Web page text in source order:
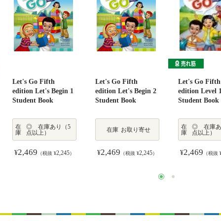
Let's Go Fifth
edition Let's Begin 1
Student Book
在
庫
◎ 在庫あり（5
点以上）
¥2,469 （税抜 ¥2,245）
Let's Go Fifth
edition Let's Begin 2
Student Book
在庫 お取り寄せ
¥2,469 （税抜 ¥2,245）
Let's Go Fifth
edition Level
Student Book
在
庫
◎ 在庫あ
点以上）
¥2,469 （税抜